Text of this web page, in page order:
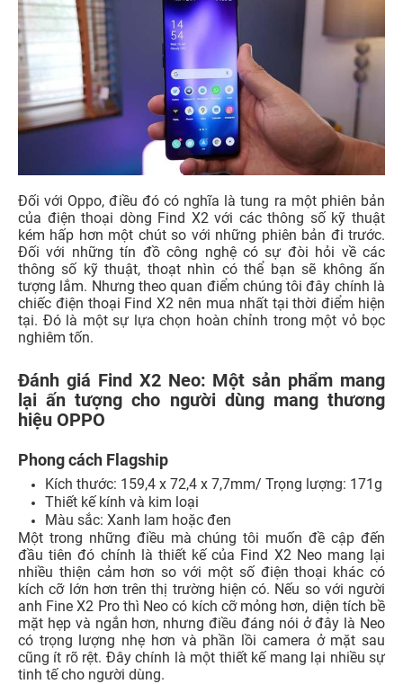
Đối với Oppo, điều đó có nghĩa là tung ra một phiên bản
của điện thoại dòng Find X2 với các thông số kỹ thuật
kém hấp hơn một chút so với những phiên bản đi trước.
Đối với những tín đồ công nghệ có sự đòi hỏi về các
thông số kỹ thuật, thoạt nhìn có thể bạn sẽ không ấn
tượng lắm. Nhưng theo quan điểm chúng tôi đây chính là
chiếc điện thoại Find X2 nên mua nhất tại thời điểm hiện
tại. Đó là một sự lựa chọn hoàn chỉnh trong một vỏ bọc
nghiêm tốn.
Đánh giá Find X2 Neo: Một sản phẩm mang
lại ấn tượng cho người dùng mang thương
hiệu OPPO
Phong cách Flagship
Kích thước: 159,4 x 72,4 x 7,7mm/ Trọng lượng: 171g
Thiết kế kính và kim loại
Màu sắc: Xanh lam hoặc đen
Một trong những điều mà chúng tôi muốn đề cập đến
đầu tiên đó chính là thiết kế của Find X2 Neo mang lại
nhiều thiện cảm hơn so với một số điện thoại khác có
kích cỡ lớn hơn trên thị trường hiện có. Nếu so với người
anh Fine X2 Pro thì Neo có kích cỡ mỏng hơn, diện tích bề
mặt hẹp và ngắn hơn, nhưng điều đáng nói ở đây là Neo
có trọng lượng nhẹ hơn và phần lồi camera ở mặt sau
cũng ít rõ rệt. Đây chính là một thiết kế mang lại nhiều sự
tinh tế cho người dùng.